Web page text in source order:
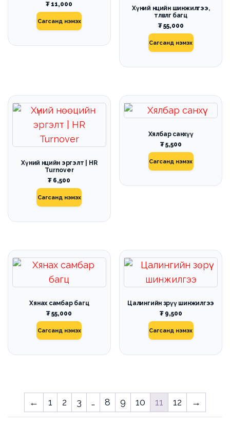
₮11,000
Сагсанд нэмэх
Хүний нөөцийн шинжилгээ,
төлөвлөгөө багц
₮55,000
Сагсанд нэмэх
Хүний нөөцийн эргэлт | HR
Turnover
₮6,500
Сагсанд нэмэх
Хялбар санхүү
₮5,500
Сагсанд нэмэх
Хянах самбар багц
₮55,000
Сагсанд нэмэх
Цалингийн зөрүү шинжилгээ
₮9,500
Сагсанд нэмэх
← 1 2 3 … 8 9 10 11 12 →